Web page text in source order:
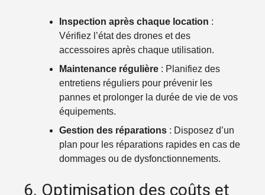
Inspection après chaque location :
Vérifiez l’état des drones et des
accessoires après chaque utilisation.
Maintenance régulière : Planifiez des
entretiens réguliers pour prévenir les
pannes et prolonger la durée de vie de vos
équipements.
Gestion des réparations : Disposez d’un
plan pour les réparations rapides en cas de
dommages ou de dysfonctionnements.
6. Optimisation des coûts et